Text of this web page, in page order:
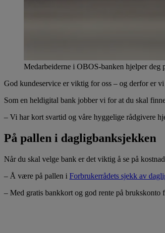
Medarbeiderne i OBOS-banken hjelper deg
God kundeservice er viktig for oss – og derfor er
Som en heldigital bank jobber vi for at du skal
– Vi har kort svartid og våre hyggelige rådgivere
På pallen i dagligbanksjekken
Når du skal velge bank er det viktig å se på
– Å være på pallen i Forbrukerrådets sjekk av
– Med gratis bankkort og god rente på